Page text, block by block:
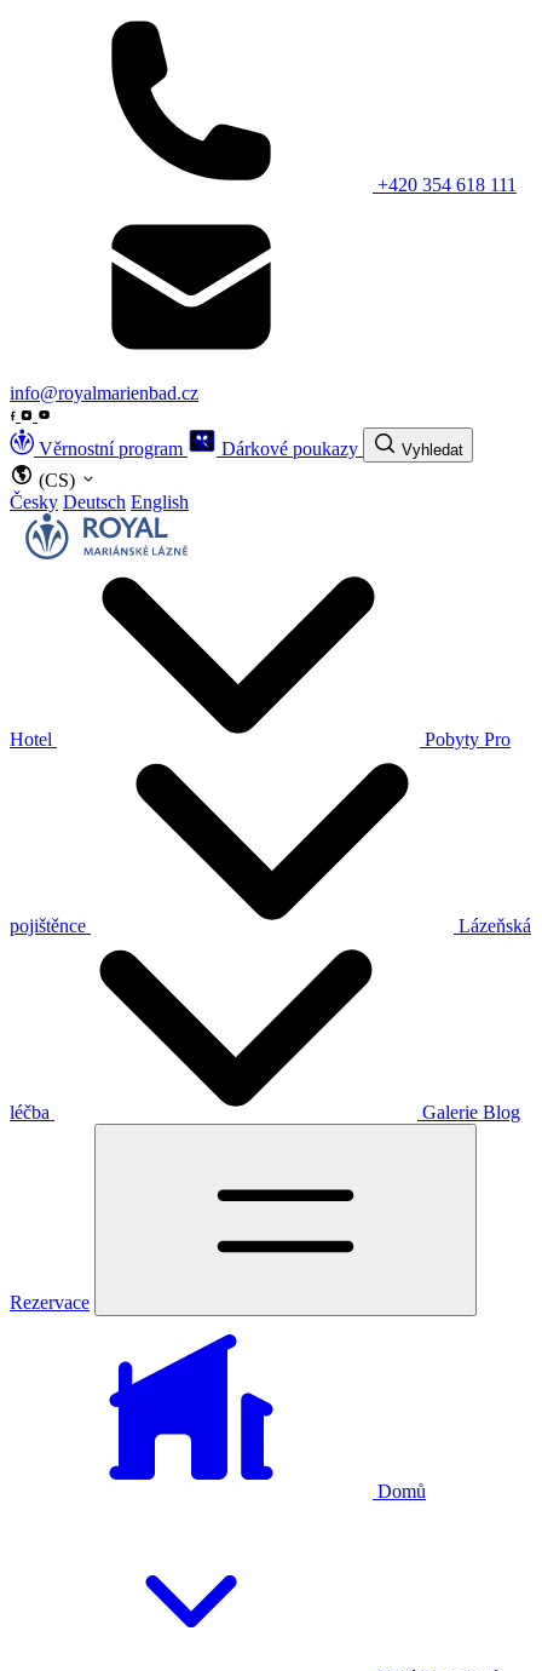
+420 354 618 111
info@royalmarienbad.cz
Věrnostní program Dárkové poukazy Vyhledat
(CS)
Česky Deutsch English
Hotel Pobyty Pro
pojištěnce Lázeňská
léčba Galerie Blog
Rezervace
Domů